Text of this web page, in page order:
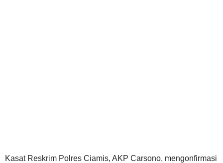
Kasat Reskrim Polres Ciamis, AKP Carsono, mengonfirmasi